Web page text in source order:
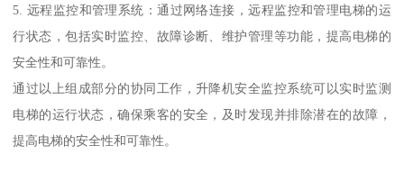
5. 远程监控和管理系统：通过网络连接，远程监控和管理电梯的运
行状态，包括实时监控、故障诊断、维护管理等功能，提高电梯的
安全性和可靠性。
通过以上组成部分的协同工作，升降机安全监控系统可以实时监测
电梯的运行状态，确保乘客的安全，及时发现并排除潜在的故障，
提高电梯的安全性和可靠性。